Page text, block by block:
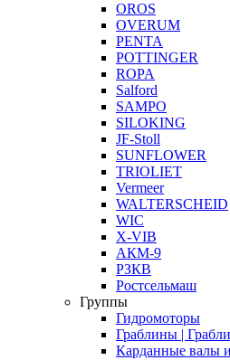
OROS
OVERUM
PENTA
POTTINGER
ROPA
Salford
SAMPO
SILOKING
JF-Stoll
SUNFLOWER
TRIOLIET
Vermeer
WALTERSCHEID
WIC
X-VIB
АКМ-9
РЗКВ
Ростсельмаш
Группы
Гидромоторы
Граблины | Грабли
Карданные валы